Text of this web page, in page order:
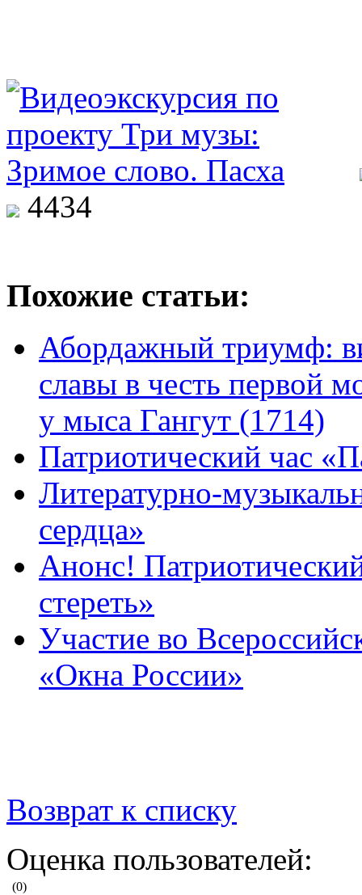
4434
Похожие статьи:
Абордажный триумф:
славы в честь первой
у мыса Гангут (1714)
Патриотический час
Литературно-
сердца»
Анонс!
стереть»
Участие во
«Окна России»
Возврат к списку
Оценка пользователей:
(0)